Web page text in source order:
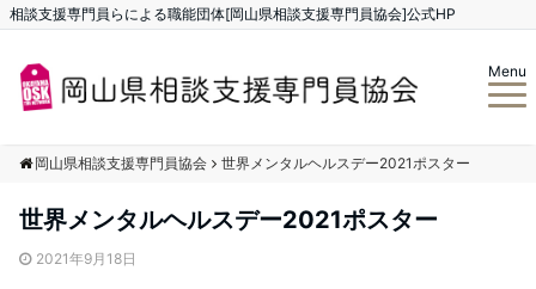
相談支援専門員らによる職能団体[岡山県相談支援専門員協会]公式HP
Menu
岡山県相談支援専門員協会 世界メンタルヘルスデー2021ポスター
世界メンタルヘルスデー2021ポスター
2021年9月18日